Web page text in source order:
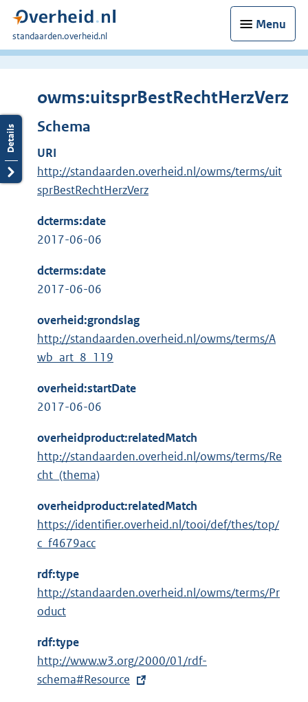
Menu
U
bent
standaarden.overheid.nl
owms:uitsprBestRechtHerzVerz
Schema
URI
http://standaarden.overheid.nl/owms/terms/uit
sprBestRechtHerzVerz
dcterms:date
2017-06-06
dcterms:date
2017-06-06
overheid:grondslag
http://standaarden.overheid.nl/owms/terms/A
wb_art_8_119
overheid:startDate
2017-06-06
overheidproduct:relatedMatch
http://standaarden.overheid.nl/owms/terms/Re
cht_(thema)
overheidproduct:relatedMatch
https://identifier.overheid.nl/tooi/def/thes/top/
c_f4679acc
rdf:type
http://standaarden.overheid.nl/owms/terms/Pr
oduct
rdf:type
E
x
http://www.w3.org/2000/01/rdf-
schema#Resource